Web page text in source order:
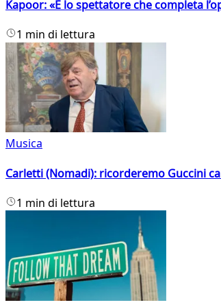
Kapoor: «È lo spettatore che completa
1 min di lettura
Musica
Carletti (Nomadi): ricorderemo Guccini
1 min di lettura